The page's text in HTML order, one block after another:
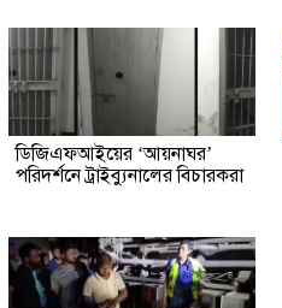
ডিজিএফআইয়ের ‘আয়নাঘর’
পরিদর্শনে ট্রাইব্যুনালের বিচারকরা